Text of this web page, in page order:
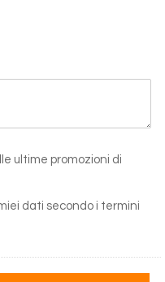
ultime promozioni di
dati secondo i termini